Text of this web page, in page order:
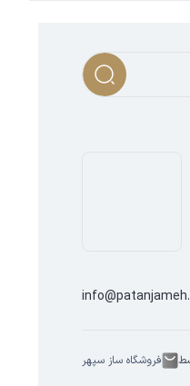
فروشگاه ساز سپهر